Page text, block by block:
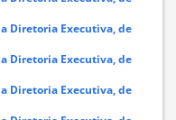
Diretoria Executiva, de
Diretoria Executiva, de
Diretoria Executiva, de